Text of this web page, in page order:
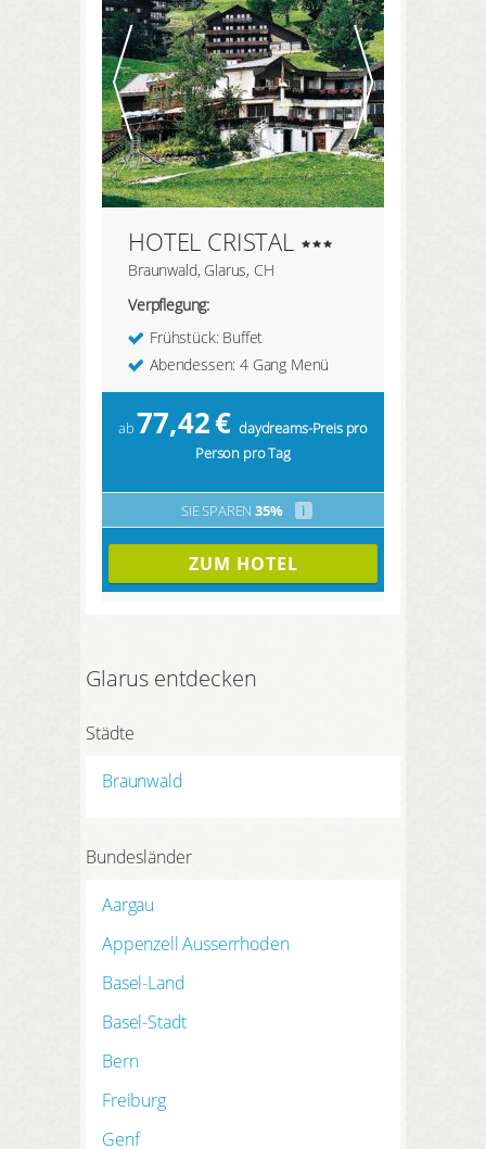
HIER REGISTRIEREN
ANMELDEN
HOTEL CRISTAL
Braunwald, Glarus, CH
Verpflegung:
Frühstück: Buffet
Abendessen: 4 Gang Menü
ab77,42€ daydreams-Preis pro
Person pro Tag
SIE SPAREN 35% i
ZUM HOTEL
Glarus entdecken
Städte
Braunwald
Bundesländer
Aargau
Appenzell Ausserrhoden
Basel-Land
Basel-Stadt
Bern
Freiburg
Genf